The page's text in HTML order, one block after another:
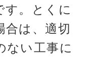
す。とくに
合は、適切
ない工事に